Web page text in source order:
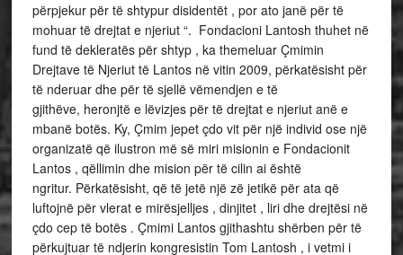
përpjekur për të shtypur disidentët , por ato janë për të
mohuar të drejtat e njeriut “. Fondacioni Lantosh thuhet në
fund të dekleratës për shtyp , ka themeluar Çmimin
Drejtave të Njeriut të Lantos në vitin 2009, përkatësisht për
të nderuar dhe për të sjellë vëmendjen e të
gjithëve, heronjtë e lëvizjes për të drejtat e njeriut anë e
mbanë botës. Ky, Çmim jepet çdo vit për një individ ose një
organizatë që ilustron më së miri misionin e Fondacionit
Lantos , qëllimin dhe mision për të cilin ai është
ngritur. Përkatësisht, që të jetë një zë jetikë për ata që
luftojnë për vlerat e mirësjelljes , dinjitet , liri dhe drejtësi në
çdo cep të botës . Çmimi Lantos gjithashtu shërben për të
përkujtuar të ndjerin kongresistin Tom Lantosh , i vetmi i